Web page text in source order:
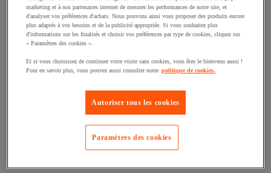
Balance industrielle
Compteur et compteur-métreur
Dynamomètre
Instrument de mesure de laboratoire
Mesure de distance
Mesure de l'environnement
Mesure d'électricité
Mesure du temps
Mesure et repère de chantier
Mesure topographique
Mesureur et détecteur d'épaisseur
marketing et à nos partenaires internet de mesurer les performances de notre site, et
d'analyser vos préférences d'achats. Nous pouvons ainsi vous proposer des produits encore
plus adaptés à vos besoins et de la publicité appropriée. Si vous souhaitez plus
d'informations sur les finalités et choisir vos préférences par type de cookies, cliquez sur
« Paramètres des cookies ».
Et si vous choisissez de continuer votre visite sans cookies, vous êtes le bienvenu aussi !
Pour en savoir plus, vous pouvez aussi consulter notre politique de cookies.
Autoriser tous les cookies
Paramètres des cookies